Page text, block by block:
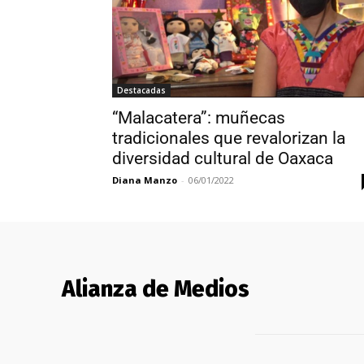
Destacadas
“Malacatera”: muñecas
tradicionales que revalorizan la
diversidad cultural de Oaxaca
Diana Manzo - 06/01/2022
Alianza de Medios